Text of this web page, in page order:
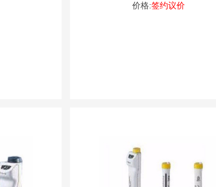
价格:签约议价